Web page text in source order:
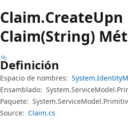
Claim.CreateUpn
Claim(String)
Definición
Espacio de nombres:
Ensamblado:
Paquete:
Source: Claim.cs